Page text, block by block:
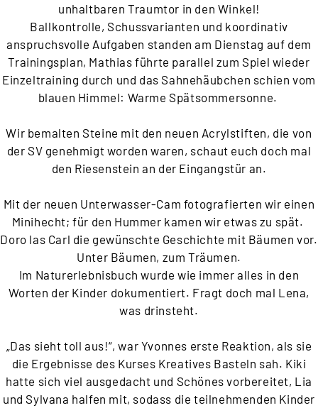
unhaltbaren Traumtor in den Winkel!
Ballkontrolle, Schussvarianten und koordinativ
anspruchsvolle Aufgaben standen am Dienstag auf dem
Trainingsplan, Mathias führte parallel zum Spiel wieder
Einzeltraining durch und das Sahnehäubchen schien vom
blauen Himmel: Warme Spätsommersonne.
Wir bemalten Steine mit den neuen Acrylstiften, die von
der SV genehmigt worden waren, schaut euch doch mal
den Riesenstein an der Eingangstür an.
Mit der neuen Unterwasser-Cam fotografierten wir einen
Minihecht; für den Hummer kamen wir etwas zu spät.
Doro las Carl die gewünschte Geschichte mit Bäumen vor.
Unter Bäumen, zum Träumen.
Im Naturerlebnisbuch wurde wie immer alles in den
Worten der Kinder dokumentiert. Fragt doch mal Lena,
was drinsteht.
„Das sieht toll aus!“, war Yvonnes erste Reaktion, als sie
die Ergebnisse des Kurses Kreatives Basteln sah. Kiki
hatte sich viel ausgedacht und Schönes vorbereitet, Lia
und Sylvana halfen mit, sodass die teilnehmenden Kinder